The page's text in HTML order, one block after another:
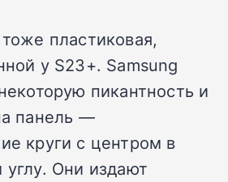
пластиковая,
у S23+. Samsung
пикантность и
панель —
круги с центром в
Они издают